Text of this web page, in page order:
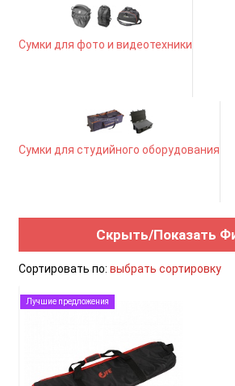
Сумки для фото и видеотехники
Сумки для студийного оборудования
Скрыть/Показать
Сортировать по: выбрать сортировку
Лучшие предложения